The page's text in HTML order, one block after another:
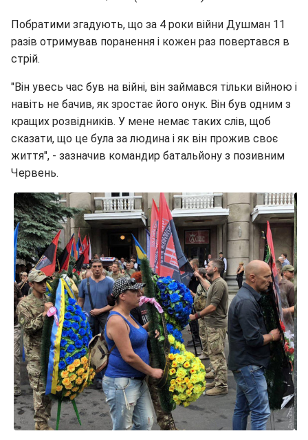
Побратими згадують, що за 4 роки війни Душман 11
разів отримував поранення і кожен раз повертався в
стрій.
"Він увесь час був на війні, він займався тільки війною і
навіть не бачив, як зростає його онук. Він був одним з
кращих розвідників. У мене немає таких слів, щоб
сказати, що це була за людина і як він прожив своє
життя", - зазначив командир батальйону з позивним
Червень.